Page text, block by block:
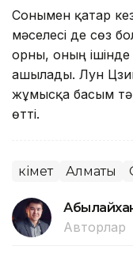
Сонымен қатар
мәселесі де сөз
орны, оның
ашылады. Лун
жұмысқа басым
өтті.
Үкімет Алматы
Авторлар